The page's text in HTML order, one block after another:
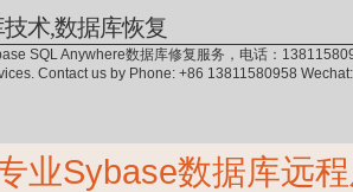
技术,数据库恢复
SQL Anywhere数据库修复服务，电话：
Contact us by Phone: +86 13811580958
业Sybase数据库远